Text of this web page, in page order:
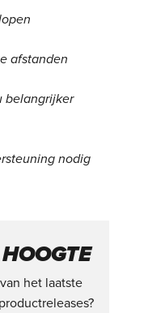
afstanden
belangrijker
nodig
het laatste